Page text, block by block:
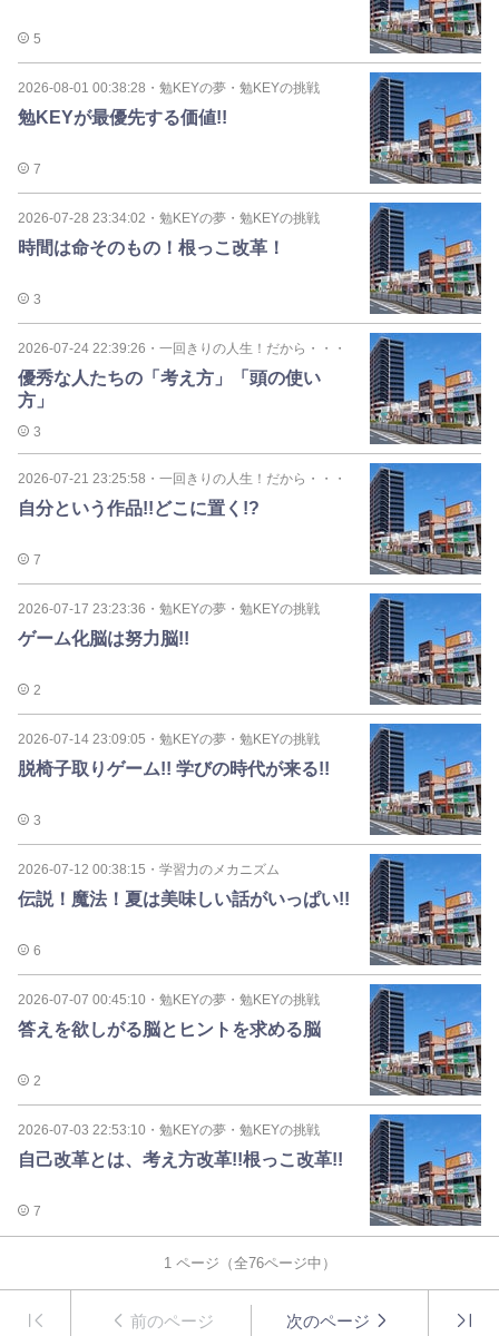
5
2026-08-01 00:38:28 ・ 勉KEYの夢・勉KEYの挑戦
勉KEYが最優先する価値!!
7
2026-07-28 23:34:02 ・ 勉KEYの夢・勉KEYの挑戦
時間は命そのもの！根っこ改革！
3
2026-07-24 22:39:26 ・ 一回きりの人生！だから・・・
優秀な人たちの「考え方」「頭の使い
方」
3
2026-07-21 23:25:58 ・ 一回きりの人生！だから・・・
自分という作品!!どこに置く!?
7
2026-07-17 23:23:36 ・ 勉KEYの夢・勉KEYの挑戦
ゲーム化脳は努力脳!!
2
2026-07-14 23:09:05 ・ 勉KEYの夢・勉KEYの挑戦
脱椅子取りゲーム!! 学びの時代が来る!!
3
2026-07-12 00:38:15 ・ 学習力のメカニズム
伝説！魔法！夏は美味しい話がいっぱい!!
6
2026-07-07 00:45:10 ・ 勉KEYの夢・勉KEYの挑戦
答えを欲しがる脳とヒントを求める脳
2
2026-07-03 22:53:10 ・ 勉KEYの夢・勉KEYの挑戦
自己改革とは、考え方改革!!根っこ改革!!
7
1ページ（全76ページ中）
前のページ 次のページ